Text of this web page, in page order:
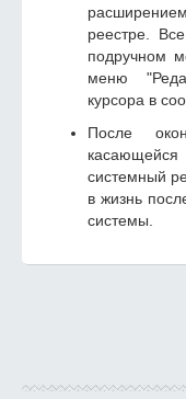
реестре.
подручном
меню
курсора в
После
системный
в жизнь
системы.